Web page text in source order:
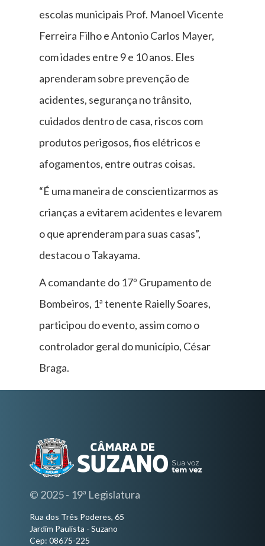
escolas municipais Prof. Manoel Vicente
Ferreira Filho e Antonio Carlos Mayer,
com idades entre 9 e 10 anos. Eles
aprenderam sobre prevenção de
acidentes, segurança no trânsito,
cuidados dentro de casa, riscos com
produtos perigosos, fios elétricos e
afogamentos, entre outras coisas.
“É uma maneira de conscientizarmos as
crianças a evitarem acidentes e levarem
o que aprenderam para suas casas”,
destacou o Takayama.
A comandante do 17º Grupamento de
Bombeiros, 1ª tenente Raielly Soares,
participou do evento, assim como o
controlador geral do município, César
Braga.
© 2025 - 19ª Legislatura
Rua dos Três Poderes, 65
Jardim Paulista - Suzano
Cep: 08675-225